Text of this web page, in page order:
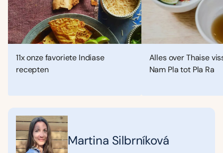
11x onze favoriete Indiase
recepten
Alles over Thaise
Nam Pla tot Pla Ra
Martina Silbrníková